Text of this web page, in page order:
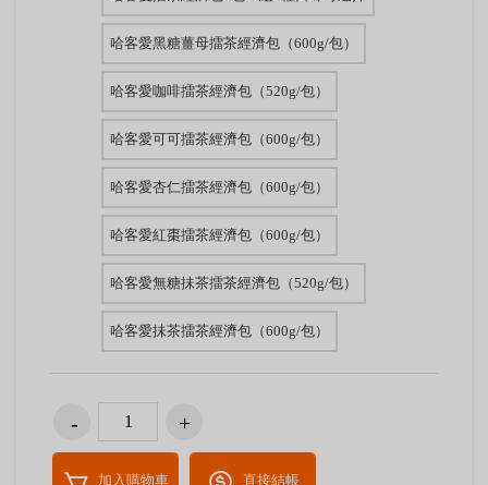
哈客愛黑糖薑母擂茶經濟包（600g/包）
哈客愛咖啡擂茶經濟包（520g/包）
哈客愛可可擂茶經濟包（600g/包）
哈客愛杏仁擂茶經濟包（600g/包）
哈客愛紅棗擂茶經濟包（600g/包）
哈客愛無糖抺茶擂茶經濟包（520g/包）
哈客愛抺茶擂茶經濟包（600g/包）
加入購物車 直接結帳